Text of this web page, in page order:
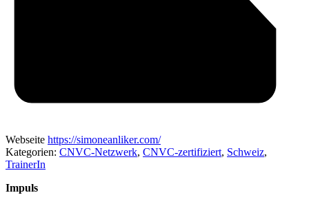
Webseite https://simoneanliker.com/
Kategorien: CNVC-Netzwerk, CNVC-zertifiziert, Schweiz,
TrainerIn
Impuls